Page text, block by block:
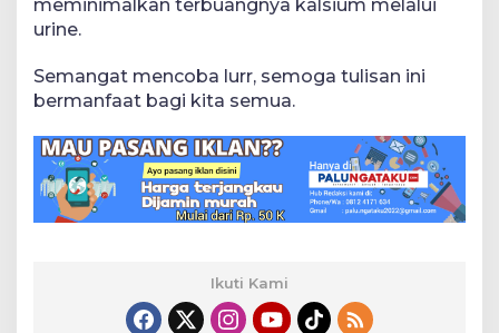
meminimalkan terbuangnya kalsium melalui
urine.
Semangat mencoba lurr, semoga tulisan ini
bermanfaat bagi kita semua.
Ikuti Kami